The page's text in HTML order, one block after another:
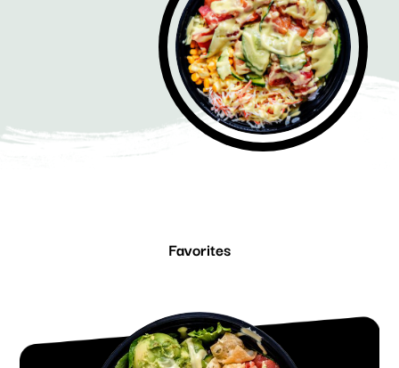
Favorites